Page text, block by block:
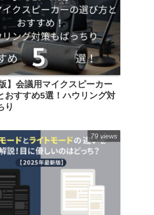
】会議用マイクスピーカー
おすすめ5選！ハウリング対
り
79 views